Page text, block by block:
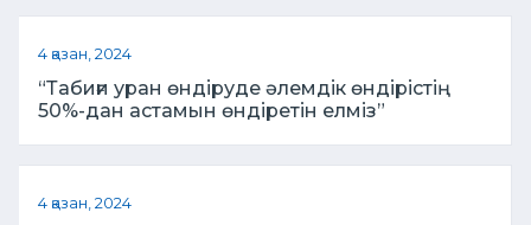
4 қазан, 2024
“Табиғи уран өндіруде әлемдік өндірістің
50%-дан астамын өндіретін елміз”
4 қазан, 2024